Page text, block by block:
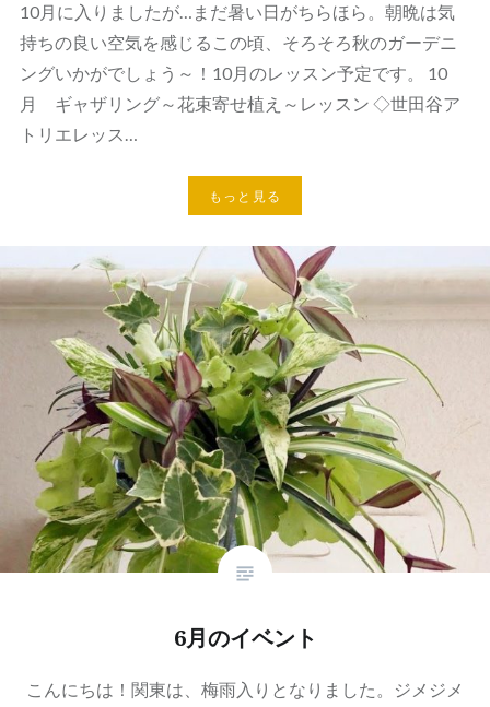
10月に入りましたが…まだ暑い日がちらほら。朝晩は気
持ちの良い空気を感じるこの頃、そろそろ秋のガーデニ
ングいかがでしょう～！10月のレッスン予定です。 10
月 ギャザリング～花束寄せ植え～レッスン ◇世田谷ア
トリエレッス…
もっと見る
6月のイベント
こんにちは！関東は、梅雨入りとなりました。ジメジメ